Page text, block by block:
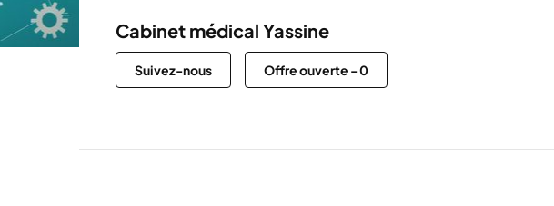
Cabinet médical Yassine
Suivez-nous Offre ouverte -0